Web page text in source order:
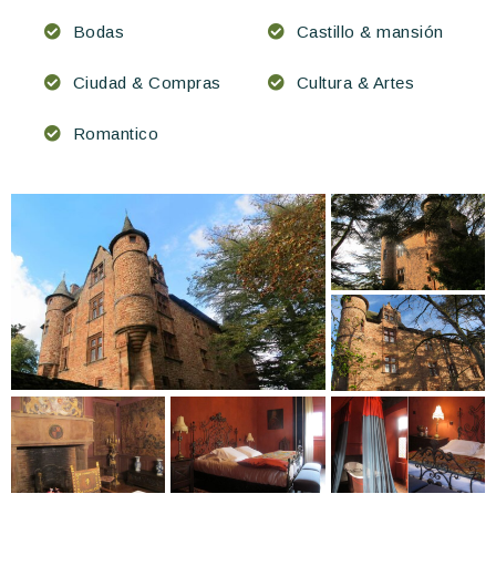
Bodas Castillo & mansión
Ciudad & Compras Cultura & Artes
Romantico